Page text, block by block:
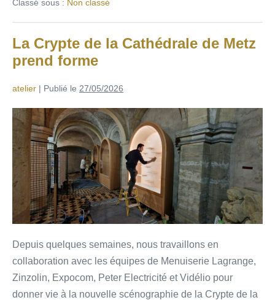
Classé sous : Non classé
La Crypte de la Cathédrale de Metz
prend forme
atelier | Publié le 27/05/2026
Depuis quelques semaines, nous travaillons en
collaboration avec les équipes de Menuiserie Lagrange,
Zinzolin, Expocom, Peter Electricité et Vidélio pour
donner vie à la nouvelle scénographie de la Crypte de la